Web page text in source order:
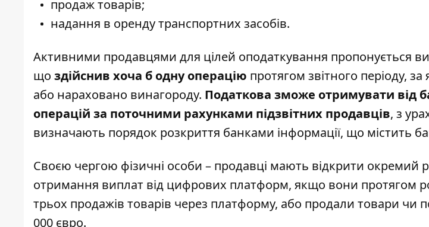
продаж товарів;
надання в оренду транспортних засобів.
Активними продавцями для цілей оподаткування пропонується
що здійснив хоча б одну операцію протягом звітного періоду,
або нараховано винагороду. Податкова зможе отримувати від
операцій за поточними рахунками підзвітних продавців, з
визначають порядок розкриття банками інформації, що містить
Своєю чергою фізичні особи – продавці мають відкрити окремий
отримання виплат від цифрових платформ, якщо вони протягом
трьох продажів товарів через платформу, або продали товари чи
000 євро.